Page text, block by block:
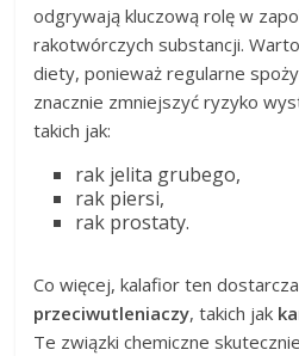
odgrywają kluczową rolę w
rakotwórczych substancji.
diety, ponieważ regularne
znacznie zmniejszyć ryzyko
takich jak:
rak jelita grubego,
rak piersi,
rak prostaty.
Co więcej, kalafior ten
przeciwutleniaczy, takich jak
Te związki chemiczne